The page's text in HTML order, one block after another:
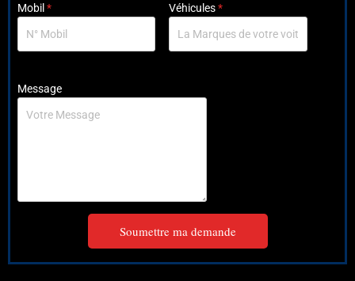
Mobil * Véhicules*
Message
Soumettre ma demande